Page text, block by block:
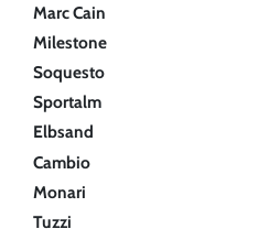
Marc Cain
Milestone
Soquesto
Sportalm
Elbsand
Cambio
Monari
Tuzzi